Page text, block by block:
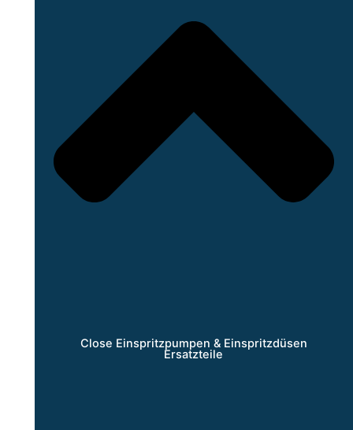
Close Einspritzpumpen & Einspritzdüsen
Ersatzteile